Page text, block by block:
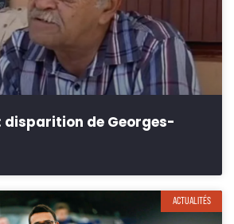
disparition de Georges-
ACTUALITÉS